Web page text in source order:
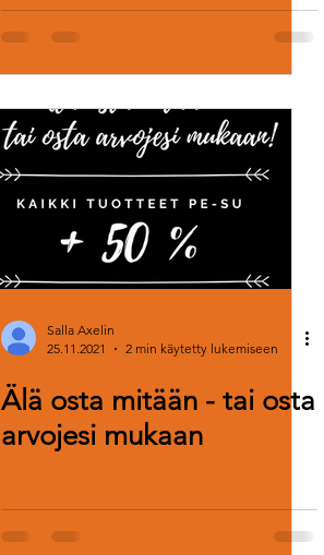
Salla Axelin
25.11.2021
2 min käytetty lukemiseen
Älä osta mitään - tai osta
arvojesi mukaan